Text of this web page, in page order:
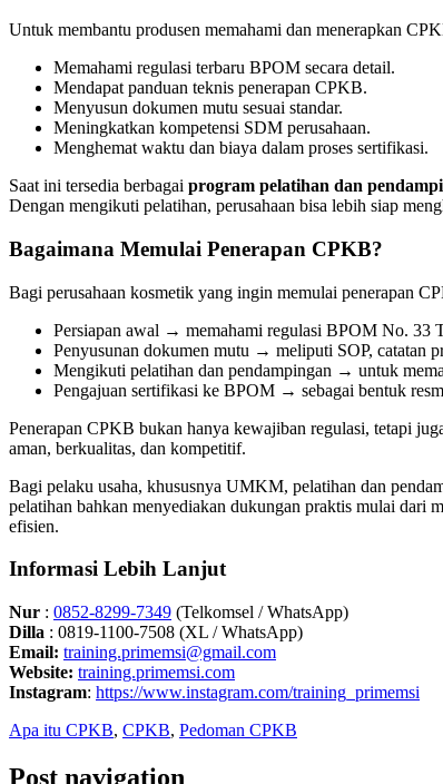
Untuk membantu produsen memahami dan menerapkan
Memahami regulasi terbaru BPOM secara detail.
Mendapat panduan teknis penerapan CPKB.
Menyusun dokumen mutu sesuai standar.
Meningkatkan kompetensi SDM perusahaan.
Menghemat waktu dan biaya dalam proses sertifikasi.
Saat ini tersedia berbagai program pelatihan dan
Dengan mengikuti pelatihan, perusahaan bisa lebih siap
Bagaimana Memulai Penerapan CPKB?
Bagi perusahaan kosmetik yang ingin memulai penerapan
Persiapan awal → memahami regulasi BPOM No. 33
Penyusunan dokumen mutu → meliputi SOP, catatan
Mengikuti pelatihan dan pendampingan → untuk
Pengajuan sertifikasi ke BPOM → sebagai bentuk
Penerapan CPKB bukan hanya kewajiban regulasi, tetapi
aman, berkualitas, dan kompetitif.
Bagi pelaku usaha, khususnya UMKM, pelatihan dan
pelatihan bahkan menyediakan dukungan praktis mulai dari
efisien.
Informasi Lebih Lanjut
Nur : 0852-8299-7349 (Telkomsel / WhatsApp)
Dilla : 0819-1100-7508 (XL / WhatsApp)
Email: training.primemsi@gmail.com
Website: training.primemsi.com
Instagram: https://www.instagram.com/training_primemsi
Apa itu CPKB, CPKB, Pedoman CPKB
Post navigation